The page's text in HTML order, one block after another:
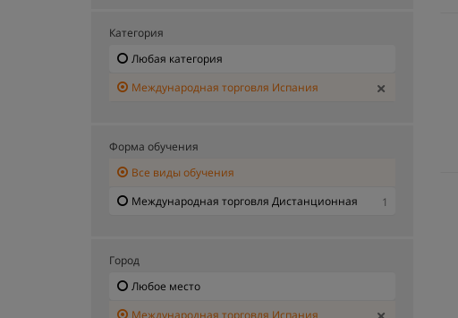
Категория
Любая категория
Международная торговля Испания
Форма обучения
Все виды обучения
Международная торговля Дистанционная
1
Город
Любое место
Международная торговля Испания